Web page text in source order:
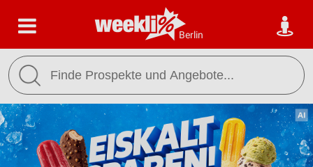
Berlin